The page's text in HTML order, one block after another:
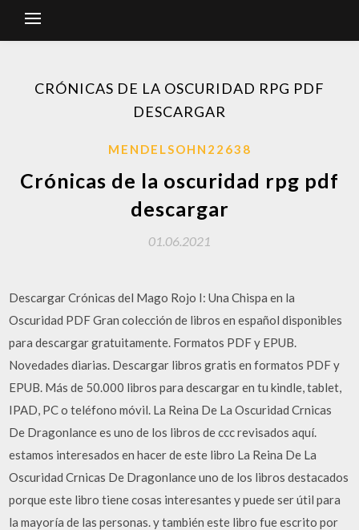
CRÓNICAS DE LA OSCURIDAD RPG PDF
DESCARGAR
MENDELSOHN22638
Crónicas de la oscuridad rpg pdf
descargar
01.06.2021
Descargar Crónicas del Mago Rojo I: Una Chispa en la
Oscuridad PDF Gran colección de libros en español disponibles
para descargar gratuitamente. Formatos PDF y EPUB.
Novedades diarias. Descargar libros gratis en formatos PDF y
EPUB. Más de 50.000 libros para descargar en tu kindle, tablet,
IPAD, PC o teléfono móvil. La Reina De La Oscuridad Crnicas
De Dragonlance es uno de los libros de ccc revisados aquí.
estamos interesados en hacer de este libro La Reina De La
Oscuridad Crnicas De Dragonlance uno de los libros destacados
porque este libro tiene cosas interesantes y puede ser útil para
la mayoría de las personas. y también este libro fue escrito por